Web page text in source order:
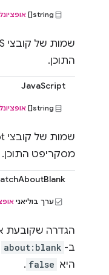
string[]
התוכן.
JavaScript
string[]
מסקריפט התוכן.
ערך בוליאני
הגדרה שקובעת
ב- about:blank
היא false
.